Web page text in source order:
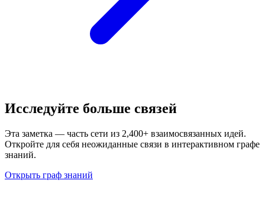
Исследуйте больше связей
Эта заметка — часть сети из 2,400+ взаимосвязанных идей.
Откройте для себя неожиданные связи в интерактивном графе
знаний.
Открыть граф знаний